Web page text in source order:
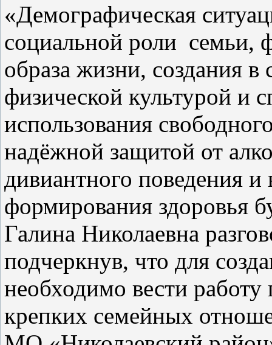
«Демографическая
социальной роли семьи,
образа жизни, создания в
физической культурой и
использования
надёжной защитой от
дивиантного поведения
формирования здоровья
Галина Николаевна
подчеркнув, что для
необходимо вести
крепких семейных